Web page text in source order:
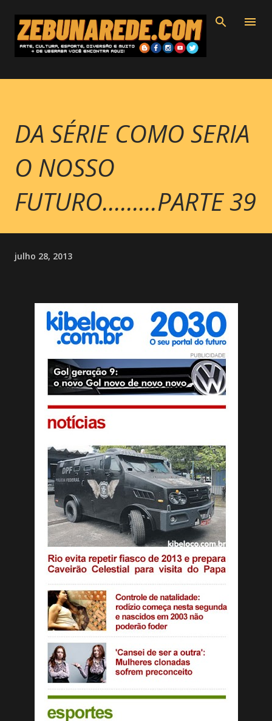
Pular para o conteúdo principal
DA SÉRIE COMO SERIA
O NOSSO
FUTURO.........PARTE 39
julho 28, 2013